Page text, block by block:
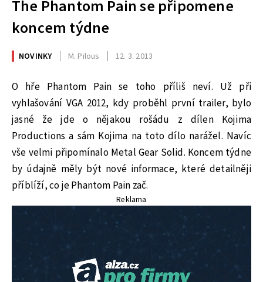
The Phantom Pain se připomene
koncem týdne
NOVINKY M. Pilous 12. 3. 2013
O hře Phantom Pain se toho příliš neví. Už při
vyhlašování VGA 2012, kdy proběhl první trailer, bylo
jasné že jde o nějakou rošádu z dílen Kojima
Productions a sám Kojima na toto dílo narážel. Navíc
vše velmi připomínalo Metal Gear Solid. Koncem týdne
by údajně měly být nové informace, které detailněji
příblíží, co je Phantom Pain zač.
Reklama